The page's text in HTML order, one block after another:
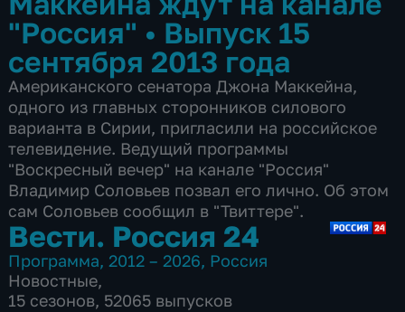
"Россия" • Выпуск 15
сентября 2013 года
Американского сенатора Джона Маккейна,
одного из главных сторонников силового
варианта в Сирии, пригласили на российское
телевидение. Ведущий программы
"Воскресный вечер" на канале "Россия"
Владимир Соловьев позвал его лично. Об этом
сам Соловьев сообщил в "Твиттере".
Вести. Россия 24
Программа, 2012 – 2026, Россия
Новостные,
15 сезонов, 52065 выпусков